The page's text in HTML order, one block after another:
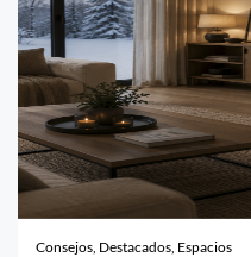
Consejos, Destacados, Espacios